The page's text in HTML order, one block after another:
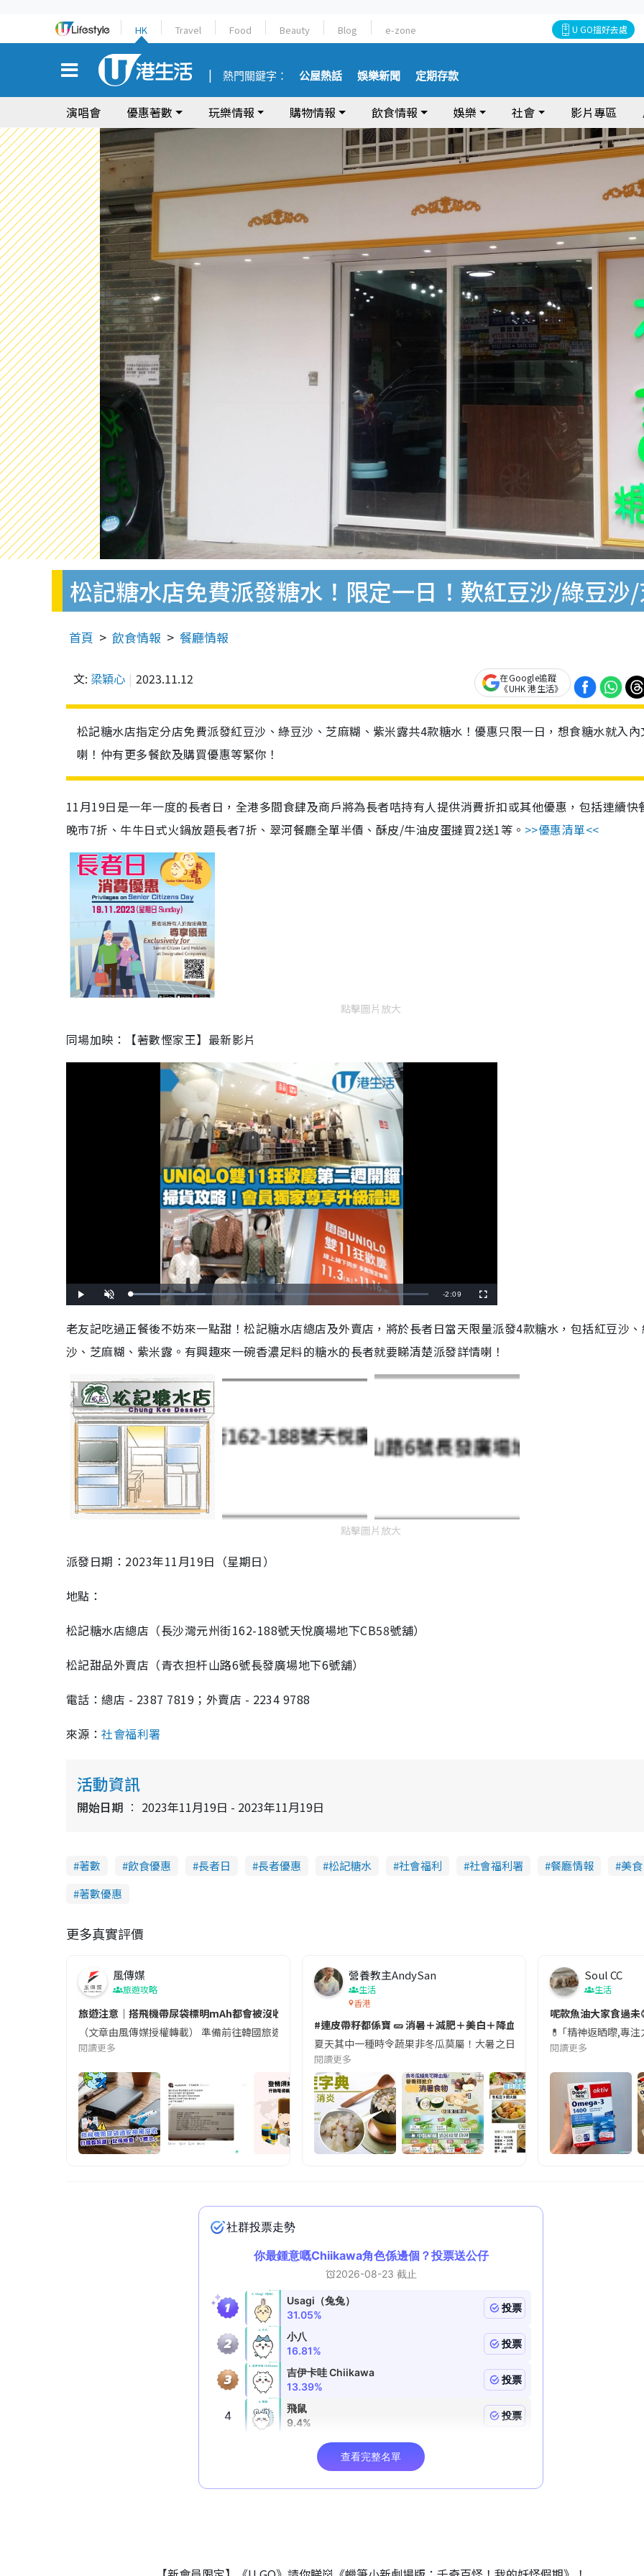
HK Travel Food Beauty Blog e-zone U GO搵好去處
熱門關鍵字： 公屋熱話 娛樂新聞 定期存款
演唱會 優惠著數 玩樂情報 購物情報 飲食情報 娛樂 社會 影片專區
松記糖水店免費派發糖水！限定一日！歎紅豆沙/綠豆沙
首頁 飲食情報 餐廳情報
文: 梁穎心 2023.11.12
在Google追蹤
《UHK 港生活》
松記糖水店指定分店免費派發紅豆沙、綠豆沙、芝麻糊、紫米露共4款糖水！優惠只限一日，想食糖水就入內
喇！仲有更多餐飲及購買優惠等緊你！
11月19日是一年一度的長者日，全港多間食肆及商戶將為長者咭持有人提供消費折扣或其他優惠，包括連續快
晚市7折、牛牛日式火鍋放題長者7折、翠河餐廳全單半價、酥皮/牛油皮蛋撻買2送1等。 >>優惠清單<<
點擊圖片放大
同場加映：【著數慳家王】最新影片
l
n
t
e
L
e
d
2
5
%
R
m
a
i
n
-2:09
u
s
c
e
e
老友記吃過正餐後不妨來一點甜！松記糖水店總店及外賣店，將於長者日當天限量派發4款糖水，包括紅豆沙
沙、芝麻糊、紫米露。有興趣來一碗香濃足料的糖水的長者就要睇清楚派發詳情喇！
點擊圖片放大
派發日期：2023年11月19日（星期日）
地點：
松記糖水店總店（長沙灣元州街162-188號天悅廣場地下CB58號舖）
松記甜品外賣店（青衣担杆山路6號長發廣場地下6號舖）
電話：總店 - 2387 7819；外賣店 - 2234 9788
來源：社會福利署
活動資訊
開始日期 2023年11月19日 - 2023年11月19日
著數 飲食優惠 長者日 長者優惠 松記糖水 社會福利 社會福利署 餐廳情報
美食
著數優惠
更多真實評價
風傳媒
旅遊攻略
旅遊注意｜搭飛機帶尿袋標明mAh都會被沒收😱出發前切記檢查「1標示」🚨
（文章由風傳媒授權轉載） 準備前往韓國旅遊的民眾，近期要特別留意隨身行李中的行動電源。一名旅客日前在機場安檢
閱讀更多
營養教主AndySan
生活
香港
#連皮帶籽都係寶 🥒 消暑＋減肥＋美白＋降血脂
夏天其中一種時令蔬果非冬瓜莫屬！大暑之日，點都要飲碗冬瓜湯消暑
閱讀更多
Soul CC
生活
呢款魚油大家食過未
💊 ｢精神返晒嚟,專
閱讀更多